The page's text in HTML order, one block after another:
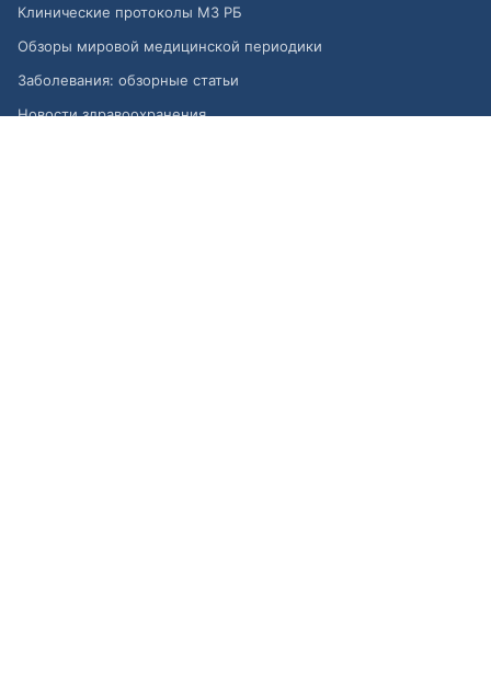
Клинические протоколы МЗ РБ
Обзоры мировой медицинской периодики
Заболевания: обзорные статьи
Новости здравоохранения